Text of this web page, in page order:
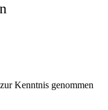
zur Kenntnis genommen